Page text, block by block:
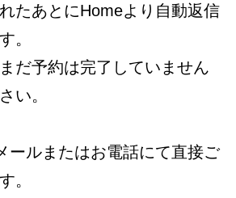
たあとにHomeより自動返信
。
だ予約は完了していません
い。
ルまたはお電話にて直接ご
。